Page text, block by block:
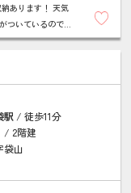
あります！ 天気
ついているので防
節約できる♪
駅 / 徒歩11分
/ 2階建
袋山